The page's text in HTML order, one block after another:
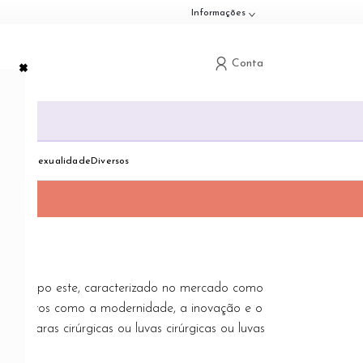
Informações
Conta
Toggle dropdown
SexualidadeToggle dropdown
DiversosToggle dropdown
grupo este, caracterizado no mercado como
como a modernidade, a inovação e o
cirúrgicas ou luvas cirúrgicas ou luvas
×